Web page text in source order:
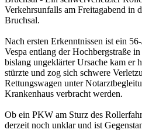
Verkehrsunfalls am Freitagabend in
Bruchsal.
Nach ersten Erkenntnissen ist ein
Vespa entlang der Hochbergstraße
bislang ungeklärter Ursache kam er
stürzte und zog sich schwere
Rettungswagen unter
Krankenhaus verbracht werden.
Ob ein PKW am Sturz des
derzeit noch unklar und ist